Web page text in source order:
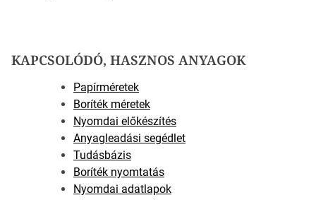
KAPCSOLÓDÓ, HASZNOS ANYAGOK
Papírméretek
Boríték méretek
Nyomdai előkészítés
Anyagleadási segédlet
Tudásbázis
Boríték nyomtatás
Nyomdai adatlapok